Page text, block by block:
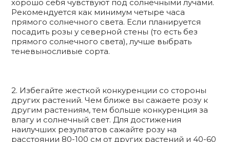
хорошо себя чувствуют под солнечными лучами.
Рекомендуется как минимум четыре часа
прямого солнечного света. Если планируется
посадить розы у северной стены (то есть без
прямого солнечного света), лучше выбрать
теневыносливые сорта.
2. Избегайте жесткой конкуренции со стороны
других растений. Чем ближе вы сажаете розу к
другим растениям, тем больше конкуренция за
влагу и солнечный свет. Для достижения
наилучших результатов сажайте розу на
расстоянии 80-100 см от других растений и 40-60